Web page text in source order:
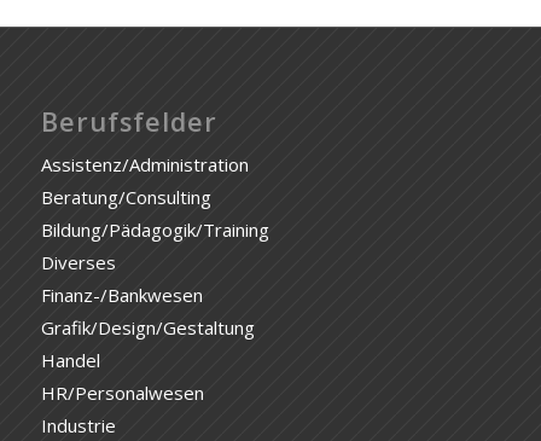
Berufsfelder
Assistenz/Administration
Beratung/Consulting
Bildung/Pädagogik/Training
Diverses
Finanz-/Bankwesen
Grafik/Design/Gestaltung
Handel
HR/Personalwesen
Industrie